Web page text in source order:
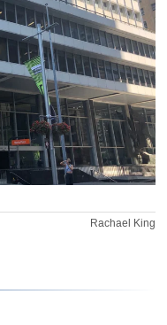
Rachael King